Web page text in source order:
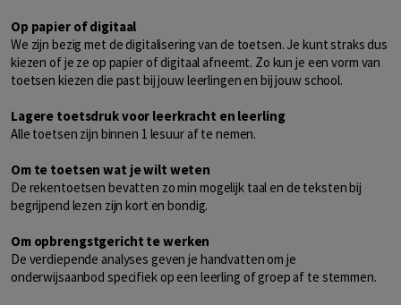
Op papier of digitaal
We zijn bezig met de digitalisering van de toetsen. Je kunt straks dus
kiezen of je ze op papier of digitaal afneemt. Zo kun je een vorm van
toetsen kiezen die past bij jouw leerlingen en bij jouw school.
Lagere toetsdruk voor leerkracht en leerling
Alle toetsen zijn binnen 1 lesuur af te nemen.
Om te toetsen wat je wilt weten
De rekentoetsen bevatten zo min mogelijk taal en de teksten bij
begrijpend lezen zijn kort en bondig.
Om opbrengstgericht te werken
De verdiepende analyses geven je handvatten om je
onderwijsaanbod specifiek op een leerling of groep af te stemmen.